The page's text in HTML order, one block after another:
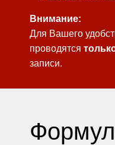
Внимание:
Для Вашего
проводятся
записи.